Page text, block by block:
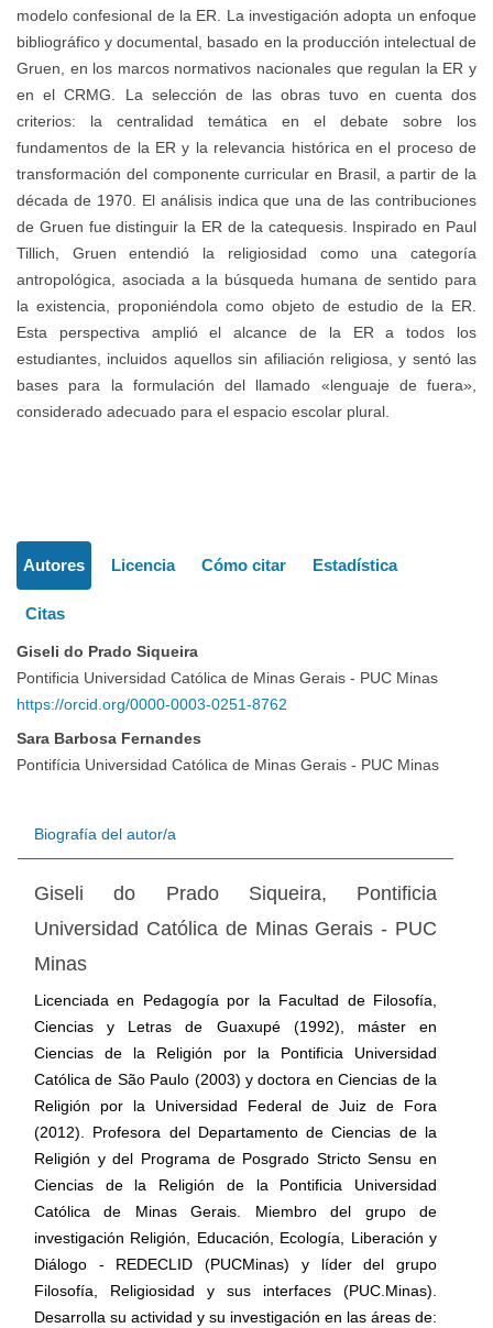
modelo confesional de la ER. La investigación adopta un enfoque
bibliográfico y documental, basado en la producción intelectual de
Gruen, en los marcos normativos nacionales que regulan la ER y
en el CRMG. La selección de las obras tuvo en cuenta dos
criterios: la centralidad temática en el debate sobre los
fundamentos de la ER y la relevancia histórica en el proceso de
transformación del componente curricular en Brasil, a partir de la
década de 1970. El análisis indica que una de las contribuciones
de Gruen fue distinguir la ER de la catequesis. Inspirado en Paul
Tillich, Gruen entendió la religiosidad como una categoría
antropológica, asociada a la búsqueda humana de sentido para
la existencia, proponiéndola como objeto de estudio de la ER.
Esta perspectiva amplió el alcance de la ER a todos los
estudiantes, incluidos aquellos sin afiliación religiosa, y sentó las
bases para la formulación del llamado «lenguaje de fuera»,
considerado adecuado para el espacio escolar plural.
del
Autores Licencia Cómo citar Estadística
Citas
Giseli do Prado Siqueira
Pontificia Universidad Católica de Minas Gerais - PUC Minas
https://orcid.org/0000-0003-0251-8762
Sara Barbosa Fernandes
Pontifícia Universidad Católica de Minas Gerais - PUC Minas
Biografía del autor/a
Giseli do Prado Siqueira, Pontificia
Universidad Católica de Minas Gerais - PUC
Minas
Licenciada en Pedagogía por la Facultad de Filosofía,
Ciencias y Letras de Guaxupé (1992), máster en
Ciencias de la Religión por la Pontificia Universidad
Católica de São Paulo (2003) y doctora en Ciencias de la
Religión por la Universidad Federal de Juiz de Fora
(2012). Profesora del Departamento de Ciencias de la
Religión y del Programa de Posgrado Stricto Sensu en
Ciencias de la Religión de la Pontificia Universidad
Católica de Minas Gerais. Miembro del grupo de
investigación Religión, Educación, Ecología, Liberación y
Diálogo - REDECLID (PUCMinas) y líder del grupo
Filosofía, Religiosidad y sus interfaces (PUC.Minas).
Desarrolla su actividad y su investigación en las áreas de: